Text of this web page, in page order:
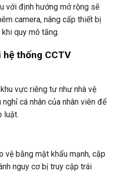
với định hướng mở rộng sẽ
camera, nâng cấp thiết bị
quy mô tăng.
thống CCTV
vực riêng tư như nhà vệ
cá nhân của nhân viên để
luật.
vệ bằng mật khẩu mạnh, cập
nguy cơ bị truy cập trái